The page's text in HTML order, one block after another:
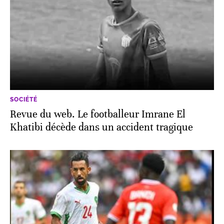
SOCIÉTÉ
Revue du web. Le footballeur Imrane El
Khatibi décède dans un accident tragique